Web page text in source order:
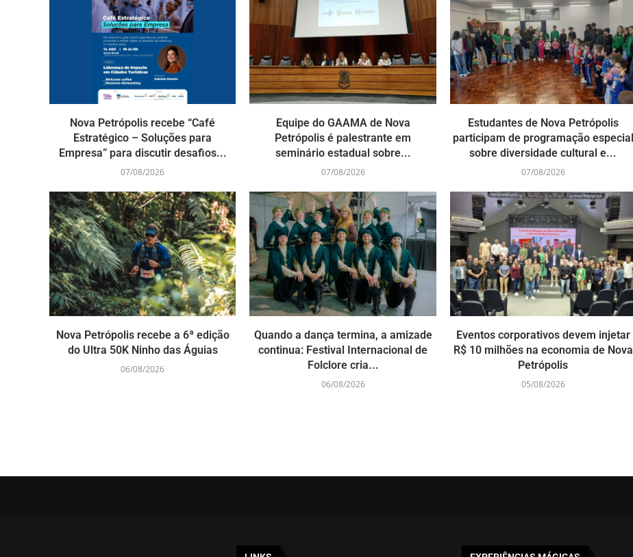
Nova Petrópolis recebe “Café
Estratégico – Soluções para
Empresa” para discutir desafios...
07/08/2026
Equipe do GAAMA de Nova
Petrópolis é palestrante em
seminário estadual sobre...
07/08/2026
Estudantes de Nova Petrópolis
participam de programação especial
sobre diversidade cultural e...
07/08/2026
Nova Petrópolis recebe a 6ª edição
do Ultra 50K Ninho das Águias
06/08/2026
Quando a dança termina, a amizade
continua: Festival Internacional de
Folclore cria...
06/08/2026
Eventos corporativos devem injetar
R$ 10 milhões na economia de Nova
Petrópolis
05/08/2026